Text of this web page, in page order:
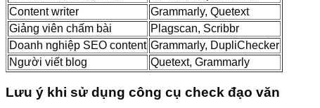
Content writer
Grammarly, Quetext
Giảng viên chấm bài
Plagscan, Scribbr
Doanh nghiệp SEO content Grammarly, DupliChecker
Người viết blog
Quetext, Grammarly
Lưu ý khi sử dụng công cụ check đạo văn